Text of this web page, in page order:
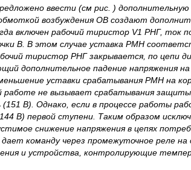
ввести (см рис. ) дополнительную
возбуждения ОВ создают
включен рабочий тиристор V1 РНГ, ток
В. В этом случае уставка РМН
тиристор РНГ закрывается, по цепи
дополнительное падение напряжения
уставки срабатывания РМН на
работе не вызывает срабатывания
В). Однако, если в процессе работы
В) первой ступени. Таким образом
снижение напряжения в цепях
команду через промежуточное реле на
и устройства, контролирующие